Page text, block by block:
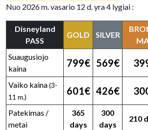
Nuo 2026 m. vasario 12 d. yra 4 lygiai :
Disneyland
PASS
GOLD SILVER
Suaugusiojo
kaina
799€ 569€
Vaiko kaina(3-
11 m.)
601€ 426€
Patekimas /
metai
365
days
300
days
210